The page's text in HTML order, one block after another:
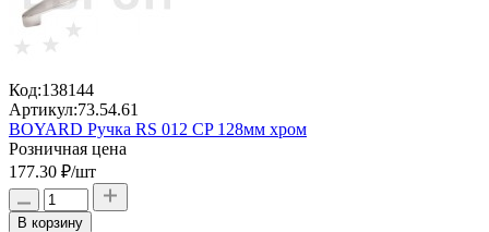
Код:138144
Артикул:73.54.61
BOYARD Ручка RS 012 CP 128мм хром
Розничная цена
177.30 ₽/шт
В корзину